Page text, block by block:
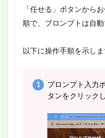
「任せる」ボタンから
順で、プロンプトは自動
以下に操作手順を示しま
プロンプト入力
タンをクリック